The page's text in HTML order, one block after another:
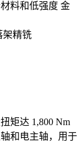
料和低强度 金
架精铣
矩达 1,800 Nm
和电主轴，用于